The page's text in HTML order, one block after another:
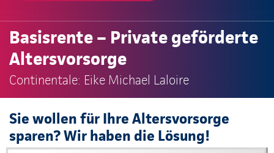
Basisrente – Private geförderte
Altersvorsorge
Continentale: Eike Michael Laloire
Sie wollen für Ihre Altersvorsorge
sparen? Wir haben die Lösung!